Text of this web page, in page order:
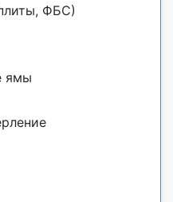
ФБС)
ямы